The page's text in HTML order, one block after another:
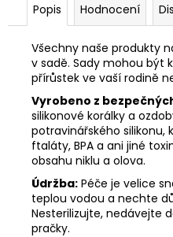
Popis Hodnocení
Všechny naše produkty
v sadě. Sady mohou být
přírůstek ve vaší rodině
Vyrobeno z
silikonové korálky a
potravinářského silikonu,
ftaláty, BPA a ani jiné
obsahu niklu a olova.
Údržba: Péče je velice
teplou vodou a nechte
Nesterilizujte, nedávejte
pračky.